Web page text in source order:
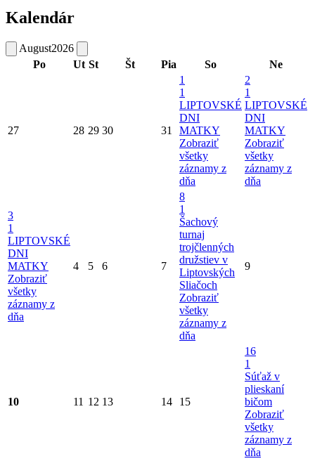
Kalendár
August2026
Po
Ut St Št Pia So Ne
27 28 29 30 31
1
1
LIPTOVSKÉ
DNI
MATKY
Zobraziť
všetky
záznamy z
dňa
2
1
LIPTOVSKÉ
DNI
MATKY
Zobraziť
všetky
záznamy z
dňa
3
1
LIPTOVSKÉ
DNI
MATKY
Zobraziť
všetky
záznamy z
dňa
4 5 6 7
8
1
Šachový
turnaj
trojčlenných
družstiev v
Liptovských
Sliačoch
Zobraziť
všetky
záznamy z
dňa
9
10 11 12 13 14 15
16
1
Súťaž v
plieskaní
bičom
Zobraziť
všetky
záznamy z
dňa